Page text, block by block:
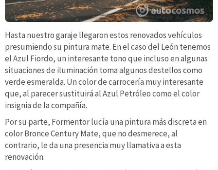
Hasta nuestro garaje llegaron estos renovados vehículos
presumiendo su pintura mate. En el caso del León tenemos
el Azul Fiordo, un interesante tono que incluso en algunas
situaciones de iluminación toma algunos destellos como
verde esmeralda. Un color de carrocería muy interesante
que, al parecer sustituirá al Azul Petróleo como el color
insignia de la compañía.
Por su parte, Formentor lucía una pintura más discreta en
color Bronce Century Mate, que no desmerece, al
contrario, le da una presencia muy llamativa a esta
renovación.